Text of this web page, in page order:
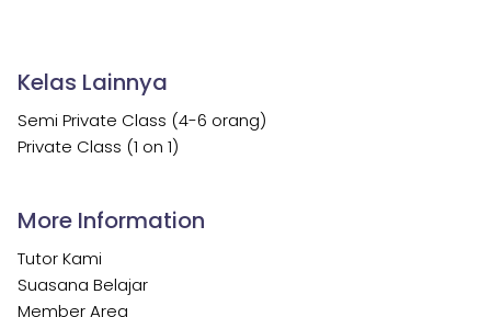
Kelas Lainnya
Semi Private Class (4-6 orang)
Private Class (1 on 1)
More Information
Tutor Kami
Suasana Belajar
Member Area